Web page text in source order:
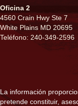
Oficina 2
4560 Crain Hwy Ste 7
White Plains MD 20695
Teléfono: 240-349-2596
La información
pretende constituir,